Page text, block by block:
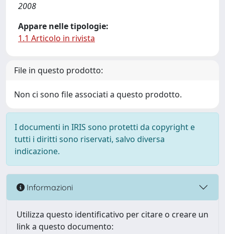
2008
Appare nelle tipologie:
1.1 Articolo in rivista
File in questo prodotto:
Non ci sono file associati a questo prodotto.
I documenti in IRIS sono protetti da copyright e
tutti i diritti sono riservati, salvo diversa
indicazione.
Informazioni
Utilizza questo identificativo per citare o creare un
link a questo documento: